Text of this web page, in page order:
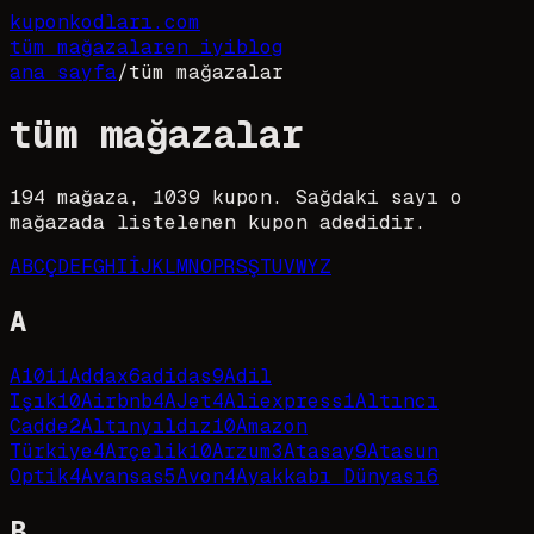
kuponkodları.com
tüm mağazalaren iyiblog
ana sayfa/tüm mağazalar
tüm mağazalar
194 mağaza, 1039 kupon. Sağdaki sayı o
mağazada listelenen kupon adedidir.
ABCÇDEFGHIİJKLMNOPRSŞTUVWYZ
A
A1011Addax6adidas9Adil
Işık10Airbnb4AJet4Aliexpress1Altıncı
Cadde2Altınyıldız10Amazon
Türkiye4Arçelik10Arzum3Atasay9Atasun
Optik4Avansas5Avon4Ayakkabı Dünyası6